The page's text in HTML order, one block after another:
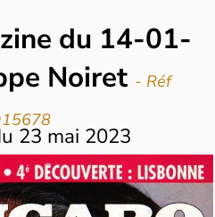
du 14-01-
Noiret - Réf
23 mai 2023